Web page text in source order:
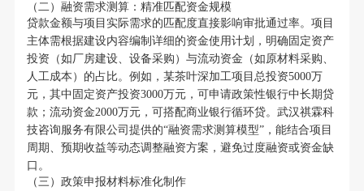
（二）融资需求测算：精准匹配资金规模
贷款金额与项目实际需求的匹配度直接影响审批通过率。项目
主体需根据建设内容编制详细的资金使用计划，明确固定资产
投资（如厂房建设、设备采购）与流动资金（如原材料采购、
人工成本）的占比。例如，某茶叶深加工项目总投资5000万
元，其中固定资产投资3000万元，可申请政策性银行中长期贷
款；流动资金2000万元，可搭配商业银行循环贷。武汉祺霖科
技咨询服务有限公司提供的“融资需求测算模型”，能结合项目
周期、预期收益等动态调整融资方案，避免过度融资或资金缺
口。
（三）政策申报材料标准化制作